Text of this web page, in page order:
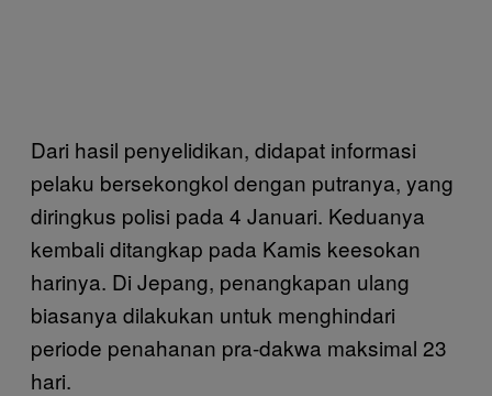
Dari hasil penyelidikan, didapat informasi
pelaku bersekongkol dengan putranya, yang
diringkus polisi pada 4 Januari. Keduanya
kembali ditangkap pada Kamis keesokan
harinya. Di Jepang, penangkapan ulang
biasanya dilakukan untuk menghindari
periode penahanan pra-dakwa maksimal 23
hari.